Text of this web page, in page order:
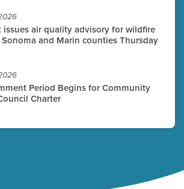
issues air quality advisory for wildfire
and Marin counties Thursday
Period Begins for Community
Charter